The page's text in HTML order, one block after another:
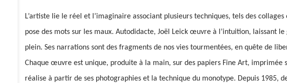
L’artiste lie le réel et l’imaginaire associant plusieurs techniques, tels des
pose des mots sur les maux. Autodidacte, Joël Leick œuvre à l’intuition, laissant
plein. Ses narrations sont des fragments de nos vies tourmentées, en quête de
Chaque œuvre est unique, produite à la main, sur des papiers Fine Art, imprimée
réalise à partir de ses photographies et la technique du monotype. Depuis 1985,